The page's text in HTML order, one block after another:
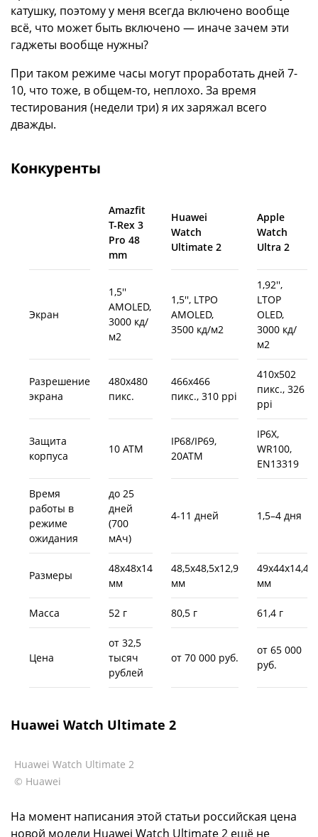
катушку, поэтому у меня всегда включено вообще
всё, что может быть включено — иначе зачем эти
гаджеты вообще нужны?
При таком режиме часы могут проработать дней 7-
10, что тоже, в общем-то, неплохо. За время
тестирования (недели три) я их заряжал всего
дважды.
Конкуренты
Amazfit
T-Rex 3
Pro 48
mm
Huawei
Watch
Ultimate 2
Apple
Watch
Ultra 2
Экран
1,5''
AMOLED,
3000 кд/
м2
1,5'', LTPO
AMOLED,
3500 кд/м2
1,92'',
LTOP
OLED,
3000 кд/
м2
Разрешение
экрана
480х480
пикс.
466x466
пикс., 310 ppi
410x502
пикс., 326
ppi
Защита
корпуса
10 ATM
IP68/IP69,
20ATM
IP6X,
WR100,
EN13319
Время
работы в
режиме
ожидания
до 25
дней
(700
мАч)
4-11 дней 1,5–4 дня
Размеры
48х48х14
мм
48,5х48,5х12,9
мм
49х44х14,4
мм
Масса 52 г 80,5 г 61,4 г
Цена
от 32,5
тысяч
рублей
от 70 000 руб.
от 65 000
руб.
Huawei Watch Ultimate 2
Huawei Watch Ultimate 2
© Huawei
На момент написания этой статьи российская цена
новой модели Huawei Watch Ultimate 2 ещё не